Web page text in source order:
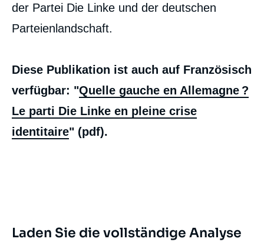
der Partei Die Linke und der deutschen
Parteienlandschaft.
Diese Publikation ist auch auf Französisch
verfügbar: "Quelle gauche en Allemagne ?
Le parti Die Linke en pleine crise
identitaire" (pdf).
Laden Sie die vollständige Analyse
publication